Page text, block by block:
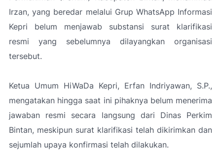
Irzan, yang beredar melalui Grup WhatsApp Informasi
Kepri belum menjawab substansi surat klarifikasi
resmi yang sebelumnya dilayangkan organisasi
tersebut.
Ketua Umum HiWaDa Kepri, Erfan Indriyawan, S.P.,
mengatakan hingga saat ini pihaknya belum menerima
jawaban resmi secara langsung dari Dinas Perkim
Bintan, meskipun surat klarifikasi telah dikirimkan dan
sejumlah upaya konfirmasi telah dilakukan.